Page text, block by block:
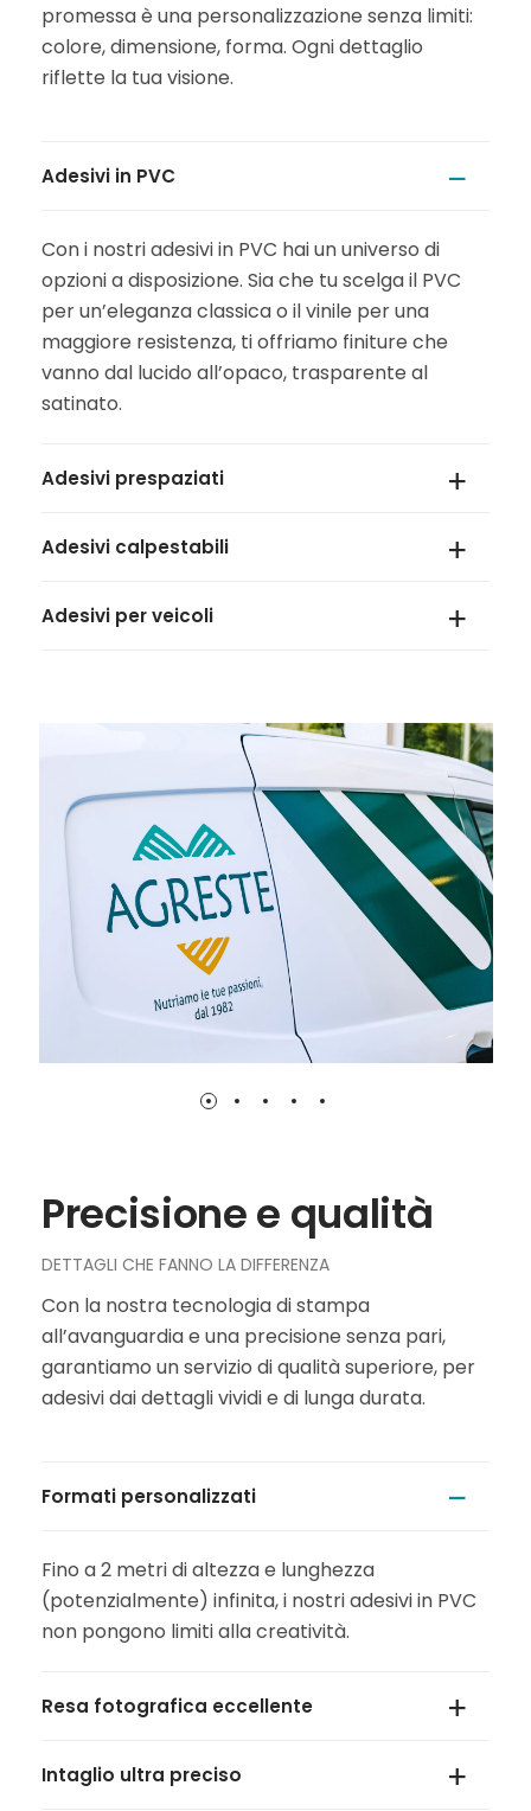
promessa è una personalizzazione senza limiti:
colore, dimensione, forma. Ogni dettaglio
riflette la tua visione.
Adesivi in PVC
Con i nostri adesivi in PVC hai un universo di
opzioni a disposizione. Sia che tu scelga il PVC
per un’eleganza classica o il vinile per una
maggiore resistenza, ti offriamo finiture che
vanno dal lucido all’opaco, trasparente al
satinato.
Adesivi prespaziati
Facili da applicare su diverse superfici, offrono
scritte adesive ai disegni e loghi personalizzati,
Adesivi calpestabili
La nostra gamma di adesivi calpestabili sono
garantiscono una presenza e un impatto
Adesivi per veicoli
veicoli di Grafica 5. Realizzati su vinile, sono
resistenti ai raggi solari e alle intemperie
nonché facilmente lavabili.
Precisione e qualità
DETTAGLI CHE FANNO LA DIFFERENZA
Con la nostra tecnologia di stampa
all’avanguardia e una precisione senza pari,
garantiamo un servizio di qualità superiore, per
adesivi dai dettagli vividi e di lunga durata.
Formati personalizzati
Fino a 2 metri di altezza e lunghezza
(potenzialmente) infinita, i nostri adesivi in PVC
non pongono limiti alla creatività.
Resa fotografica eccellente
La nostra stampa all’avanguardia assicura una
Intaglio ultra preciso